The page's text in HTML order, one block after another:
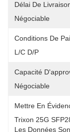
Délai De
Négociable
Conditions De
L/C D/P
Capacité
Négociable
Mettre En
Trixon 25G
Les Données